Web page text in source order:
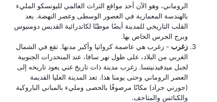
الروماني، وهو الآن أحد مواقع التراث العالمي لليونسكو المليء
بالهندسة المعمارية في العصور الوسطى وعصر النهضة. يعد
القلب التاريخي للمدينة أيضًا موطنًا لكاتدرائية القديس دومنيوس
وبرج الجرس الخاص بها.
زغرب - زغرب هي عاصمة كرواتيا وأكبر مدنها. تقع في الشمال
الغربي من البلاد، على طول نهر سافا، عند المنحدرات الجنوبية
لجبل ميدفيدنيتسا. زغرب مدينة ذات تاريخ غني يعود تاريخه إلى
العصر الروماني وحتى يومنا هذا. تعد المدينة العليا القديمة
(جورني جراد) مكانًا مرصوفًا بالحصى ومليء بالمباني الباروكية
والكنائس والمتاحف.